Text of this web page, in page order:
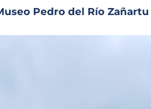
Pedro del Río